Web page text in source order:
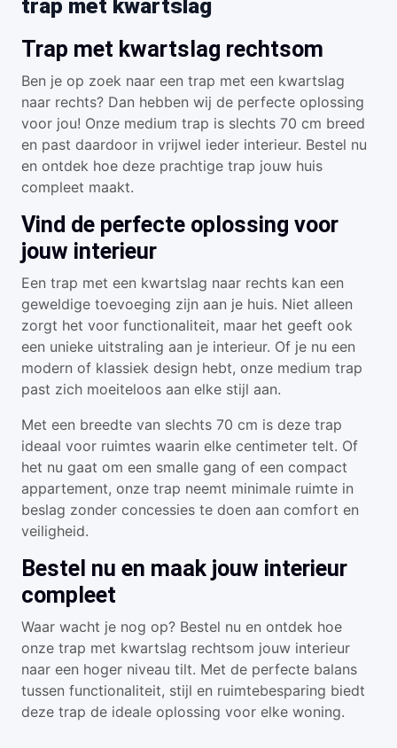
trap met kwartslag
Trap met kwartslag rechtsom
Ben je op zoek naar een trap met een kwartslag
naar rechts? Dan hebben wij de perfecte oplossing
voor jou! Onze medium trap is slechts 70 cm breed
en past daardoor in vrijwel ieder interieur. Bestel nu
en ontdek hoe deze prachtige trap jouw huis
compleet maakt.
Vind de perfecte oplossing voor
jouw interieur
Een trap met een kwartslag naar rechts kan een
geweldige toevoeging zijn aan je huis. Niet alleen
zorgt het voor functionaliteit, maar het geeft ook
een unieke uitstraling aan je interieur. Of je nu een
modern of klassiek design hebt, onze medium trap
past zich moeiteloos aan elke stijl aan.
Met een breedte van slechts 70 cm is deze trap
ideaal voor ruimtes waarin elke centimeter telt. Of
het nu gaat om een smalle gang of een compact
appartement, onze trap neemt minimale ruimte in
beslag zonder concessies te doen aan comfort en
veiligheid.
Bestel nu en maak jouw interieur
compleet
Waar wacht je nog op? Bestel nu en ontdek hoe
onze trap met kwartslag rechtsom jouw interieur
naar een hoger niveau tilt. Met de perfecte balans
tussen functionaliteit, stijl en ruimtebesparing biedt
deze trap de ideale oplossing voor elke woning.